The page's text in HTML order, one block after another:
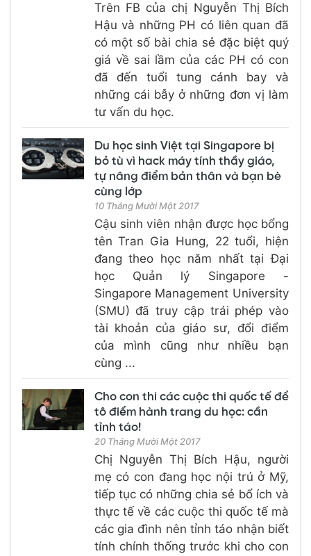
Trên FB của chị Nguyễn Thị Bích
Hậu và những PH có liên quan đã
có một số bài chia sẻ đặc biệt quý
giá về sai lầm của các PH có con
đã đến tuổi tung cánh bay và
những cái bẫy ở những đơn vị làm
tư vấn du học.
Du học sinh Việt tại Singapore bị
bỏ tù vì hack máy tính thầy giáo,
tự nâng điểm bản thân và bạn bè
cùng lớp
10 Tháng Mười Một 2017
Cậu sinh viên nhận được học bổng
tên Tran Gia Hung, 22 tuổi, hiện
đang theo học năm nhất tại Đại
học Quản lý Singapore -
Singapore Management University
(SMU) đã truy cập trái phép vào
tài khoản của giáo sư, đổi điểm
của mình cũng như nhiều bạn
cùng ...
Cho con thi các cuộc thi quốc tế để
tô điểm hành trang du học: cần
tỉnh táo!
20 Tháng Mười Một 2017
Chị Nguyễn Thị Bích Hậu, người
mẹ có con đang học nội trú ở Mỹ,
tiếp tục có những chia sẻ bổ ích và
thực tế về các cuộc thi quốc tế mà
các gia đình nên tỉnh táo nhận biết
tính chính thống trước khi cho con